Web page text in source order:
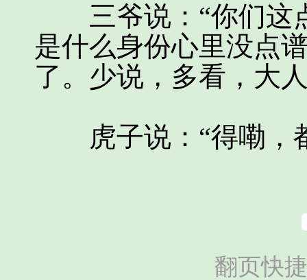
三爷说：“你们这
是什么身份心里没点
了。少说，多看，大
虎子说：“得嘞，
翻页快